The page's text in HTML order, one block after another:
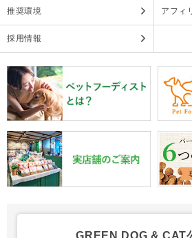
推奨環境 アフィ
採用情報
GREEN DOG & CAT